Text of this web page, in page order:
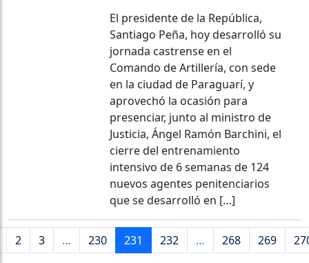
El presidente de la República,
Santiago Peña, hoy desarrolló su
jornada castrense en el
Comando de Artillería, con sede
en la ciudad de Paraguarí, y
aprovechó la ocasión para
presenciar, junto al ministro de
Justicia, Ángel Ramón Barchini, el
cierre del entrenamiento
intensivo de 6 semanas de 124
nuevos agentes penitenciarios
que se desarrolló en […]
2 3 … 230 231 232 … 268 269